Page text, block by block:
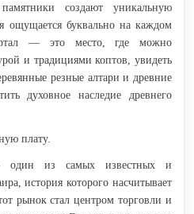
создают уникальную
ощущается буквально на каждом
— это место, где можно
и традициями коптов, увидеть
резные алтари и древние
духовное наследие древнего
плату.
из самых известных и
история которого насчитывает
рынок стал центром торговли и